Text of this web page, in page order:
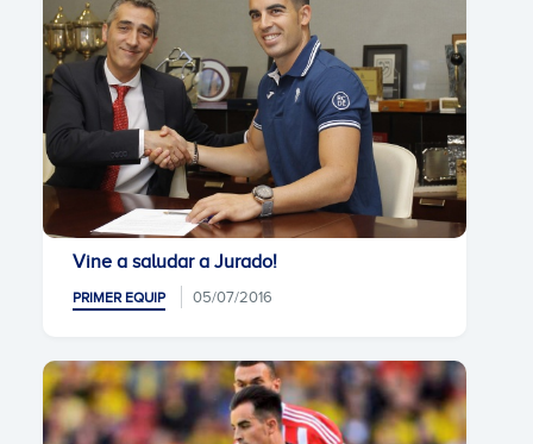
Vine a saludar a Jurado!
PRIMER EQUIP 05/07/2016